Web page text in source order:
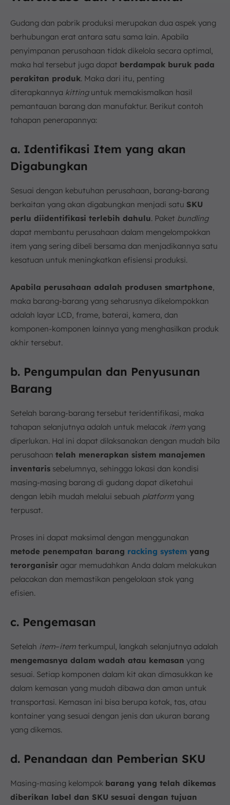
Gudang dan pabrik produksi merupakan dua aspek yang
berhubungan erat antara satu sama lain. Apabila
penyimpanan perusahaan tidak dikelola secara optimal,
maka hal tersebut juga dapat berdampak buruk pada
perakitan produk. Maka dari itu, penting
diterapkannya kittinguntuk memakismalkan hasil
pemantauan barang dan manufaktur. Berikut contoh
tahapan penerapannya:
a. Identifikasi Item yang akan
Digabungkan
Sesuai dengan kebutuhan perusahaan, barang-barang
berkaitan yang akan digabungkan menjadi satu SKU
perlu diidentifikasi terlebih dahulu. Paket bundling
dapat membantu perusahaan dalam mengelompokkan
item yang sering dibeli bersama dan menjadikannya satu
kesatuan untuk meningkatkan efisiensi produksi.
Apabila perusahaan adalah produsen smartphone
maka barang-barang yang seharusnya dikelompokkan
adalah layar LCD, frame, baterai, kamera, dan
komponen-komponen lainnya yang menghasilkan produk
akhir tersebut.
b. Pengumpulan dan Penyusunan
Barang
Setelah barang-barang tersebut teridentifikasi, maka
tahapan selanjutnya adalah untuk melacak item yang
diperlukan. Hal ini dapat dilaksanakan dengan mudah bila
perusahaan telah menerapkan sistem manajemen
inventaris sebelumnya, sehingga lokasi dan kondisi
masing-masing barang di gudang dapat diketahui
dengan lebih mudah melalui sebuah platform yang
terpusat.
Proses ini dapat maksimal dengan menggunakan
metode penempatan barang racking system yang
terorganisir agar memudahkan Anda dalam melakukan
pelacakan dan memastikan pengelolaan stok yang
efisien.
c. Pengemasan
Setelah item–item terkumpul, langkah selanjutnya adalah
mengemasnya dalam wadah atau kemasan yang
sesuai. Setiap komponen dalam kit akan dimasukkan ke
dalam kemasan yang mudah dibawa dan aman untuk
transportasi. Kemasan ini bisa berupa kotak, tas, atau
kontainer yang sesuai dengan jenis dan ukuran barang
yang dikemas.
d. Penandaan dan Pemberian SKU
Masing-masing kelompok barang yang telah dikemas
diberikan label dan SKU sesuai dengan tujuan